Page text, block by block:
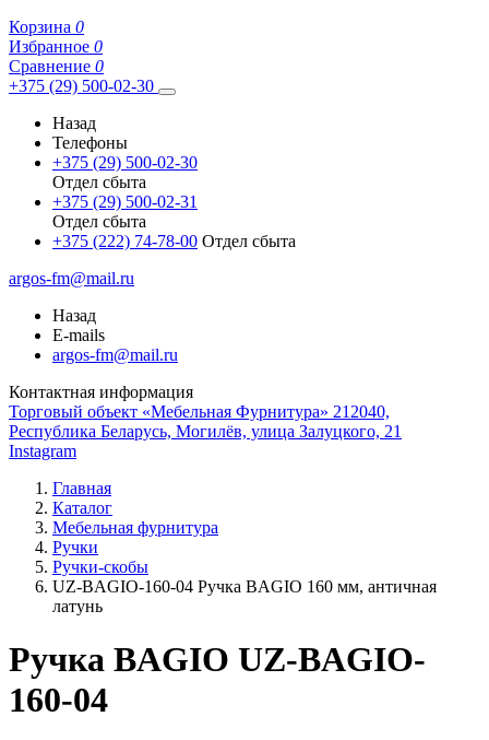
Корзина 0
Избранное 0
Сравнение 0
+375 (29) 500-02-30
Назад
Телефоны
+375 (29) 500-02-30
Отдел сбыта
+375 (29) 500-02-31
Отдел сбыта
+375 (222) 74-78-00 Отдел сбыта
argos-fm@mail.ru
Назад
E-mails
argos-fm@mail.ru
Контактная информация
Торговый объект «Мебельная Фурнитура» 212040,
Республика Беларусь, Могилёв, улица Залуцкого, 21
Instagram
Главная
Каталог
Мебельная фурнитура
Ручки
Ручки-скобы
UZ-BAGIO-160-04 Ручка BAGIO 160 мм, античная
латунь
Ручка BAGIO UZ-BAGIO-
160-04